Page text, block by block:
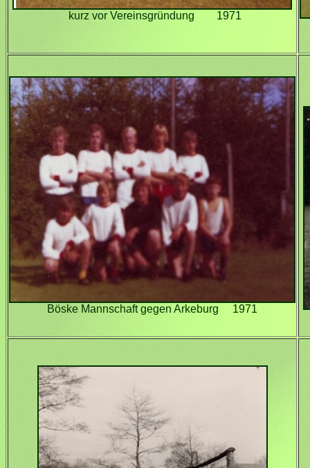
kurz vor Vereinsgründung 1971
Böske Mannschaft gegen Arkeburg 1971